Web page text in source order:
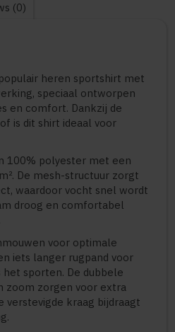
(0)
populair heren sportshirt met
speciaal ontworpen
en comfort. Dankzij de
is dit shirt ideaal voor
100% polyester met een
De mesh-structuur zorgt
waardoor vocht snel wordt
droog en comfortabel
voor optimale
iets langer rugpand voor
sporten. De dubbele
zoom zorgen voor extra
verstevigde kraag bijdraagt